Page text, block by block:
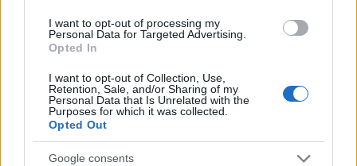
I want to opt-out of processing my
Personal Data for Targeted Advertising.
Opted In
I want to opt-out of Collection, Use,
Retention, Sale, and/or Sharing of my
Personal Data that Is Unrelated with the
Purposes for which it was collected.
Opted Out
Google consents